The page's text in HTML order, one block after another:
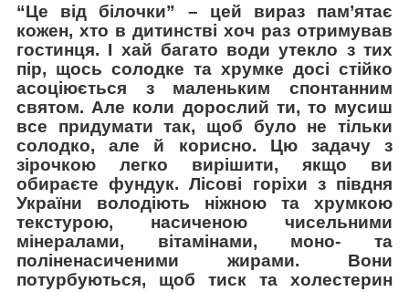
“Це від білочки” – цей вираз пам’ятає
кожен, хто в дитинстві хоч раз отримував
гостинця. І хай багато води утекло з тих
пір, щось солодке та хрумке досі стійко
асоціюється з маленьким спонтанним
святом. Але коли дорослий ти, то мусиш
все придумати так, щоб було не тільки
солодко, але й корисно. Цю задачу з
зірочкою легко вирішити, якщо ви
обираєте фундук. Лісові горіхи з півдня
України володіють ніжною та хрумкою
текстурою, насиченою чисельними
мінералами, вітамінами, моно- та
поліненасиченими жирами. Вони
потурбуються, щоб тиск та холестерин